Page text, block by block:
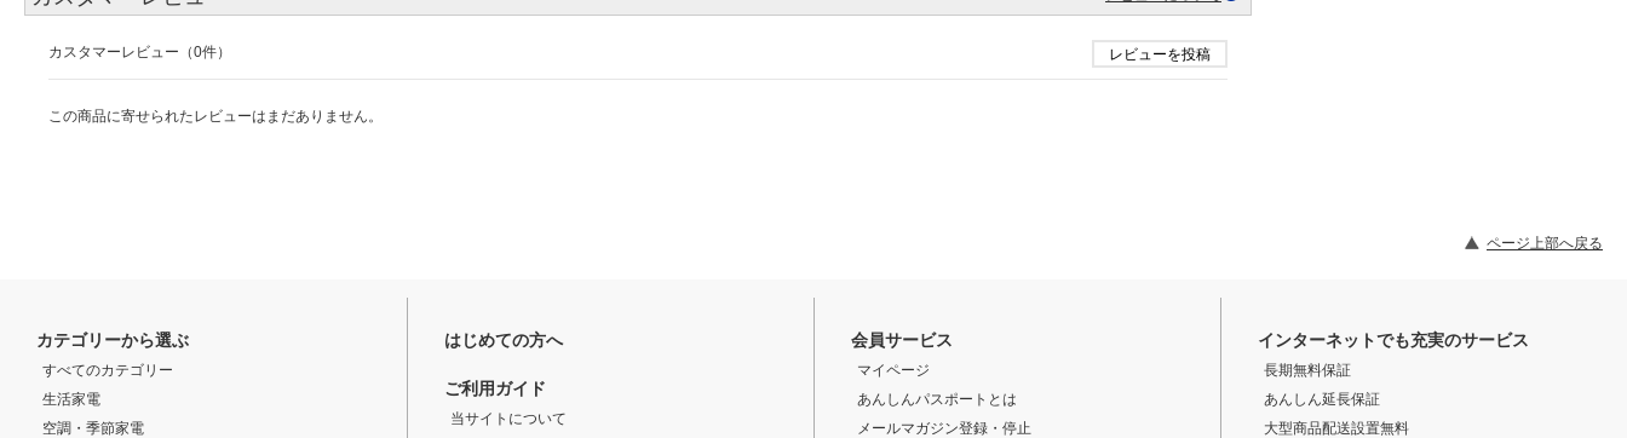
カスタマーレビュー（0件） レビューを投稿
この商品に寄せられたレビューはまだありません。
ページ上部へ戻る
カテゴリーから選ぶ
すべてのカテゴリー
生活家電
空調・季節家電
はじめての方へ
ご利用ガイド
当サイトについて
会員サービス
マイページ
あんしんパスポートとは
メールマガジン登録・停止
インターネットでも充実のサービス
長期無料保証
あんしん延長保証
大型商品配送設置無料